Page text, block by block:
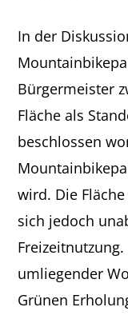
In der
Bürgermeister
Fläche als
beschlossen
wird. Die
sich jedoch
umliegender
Grünen